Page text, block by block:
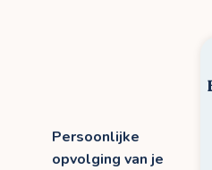
Persoonlijke
opvolging van je